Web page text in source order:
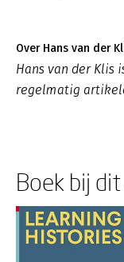
Over Hans van der
Hans van der Klis
regelmatig
Boek bij